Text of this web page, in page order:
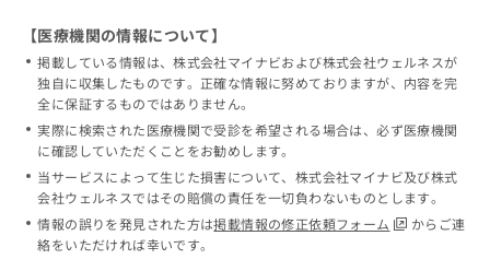
【医療機関の情報について】
掲載している情報は、株式会社マイナビおよび株式会社ウェルネスが
独自に収集したものです。正確な情報に努めておりますが、内容を完
全に保証するものではありません。
実際に検索された医療機関で受診を希望される場合は、必ず医療機関
に確認していただくことをお勧めします。
当サービスによって生じた損害について、株式会社マイナビ及び株式
会社ウェルネスではその賠償の責任を一切負わないものとします。
情報の誤りを発見された方は掲載情報の修正依頼フォーム
からご連
絡をいただければ幸いです。